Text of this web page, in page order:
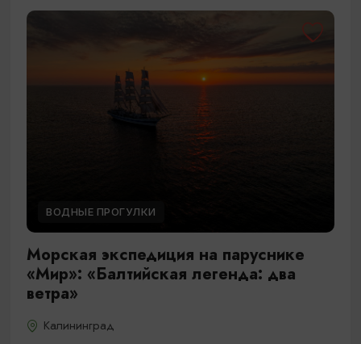
ВОДНЫЕ ПРОГУЛКИ
Морская экспедиция на паруснике
«Мир»: «Балтийская легенда: два
ветра»
Калининград